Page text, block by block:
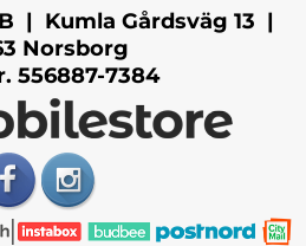
| Kumla Gårdsväg 13 |
Norsborg
556887-7384